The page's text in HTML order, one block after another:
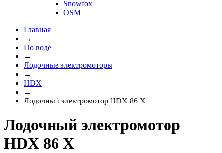
Snowfox
OSM
Главная
→
По воде
→
Лодочные электромоторы
→
HDX
→
Лодочный электромотор HDX 86 X
Лодочный электромотор
HDX 86 X